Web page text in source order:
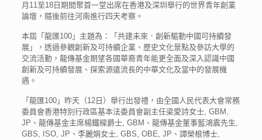
月11至18日期間聚首一堂出席在香港及深圳舉行的世界青年創業
論壇，隨後前往河南進行四天考察。
本屆「龍匯100」主題為：「共建未來．創新驅動中國可持續發
展」，透過參觀創新及可持續企業、歷史文化景點及參訪大學的
交流活動，龍傳基金期望各國華裔青年能更全面及深入認識中國
創新及可持續發展、探索源遠流長的中華文化及當中的發展機
遇。
「龍匯100」昨天（12日）舉行出發禮，由全國人民代表大會常務
委員會香港特別行政區基本法委員會副主任梁愛詩女士, GBM,
JP、龍傳基金主席楊鐵樑爵士, GBM、龍傳基金董事藍鴻震先生,
GBS, ISO, JP、李麗娟女士, GBS, OBE, JP、譚榮根博士,